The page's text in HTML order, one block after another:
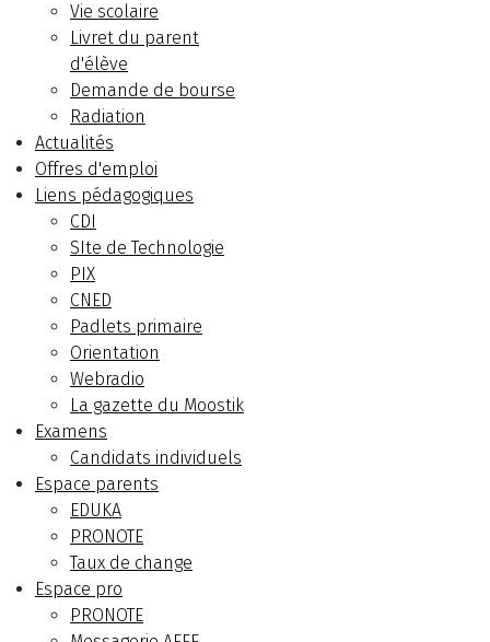
Vie scolaire
Livret du parent
d'élève
Demande de bourse
Radiation
Actualités
Offres d'emploi
Liens pédagogiques
CDI
SIte de Technologie
PIX
CNED
Padlets primaire
Orientation
Webradio
La gazette du Moostik
Examens
Candidats individuels
Espace parents
EDUKA
PRONOTE
Taux de change
Espace pro
PRONOTE